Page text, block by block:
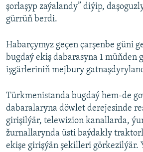
şorlaşyp zaýalandy” diýip,
gürrüň berdi.
Habarçymyz geçen çarşenbe güni
bugdaý ekiş dabarasyna 1 müňden
işgärleriniň mejbury
Türkmenistanda bugdaý hem-de
dabaralaryna döwlet derejesinde
girişilýär, telewizion kanallarda,
žurnallarynda üsti baýdakly
ekişe girişýän şekilleri görkezilýär.